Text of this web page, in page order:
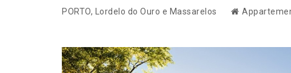
PORTO, Lordelo do Ouro e Massarelos